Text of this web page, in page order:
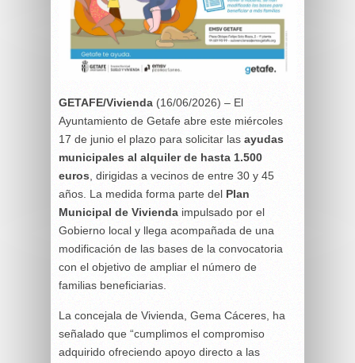
GETAFE/Vivienda (16/06/2026) – El
Ayuntamiento de Getafe abre este miércoles
17 de junio el plazo para solicitar las ayudas
municipales al alquiler de hasta 1.500
euros, dirigidas a vecinos de entre 30 y 45
años. La medida forma parte del Plan
Municipal de Vivienda impulsado por el
Gobierno local y llega acompañada de una
modificación de las bases de la convocatoria
con el objetivo de ampliar el número de
familias beneficiarias.
La concejala de Vivienda, Gema Cáceres, ha
señalado que “cumplimos el compromiso
adquirido ofreciendo apoyo directo a las